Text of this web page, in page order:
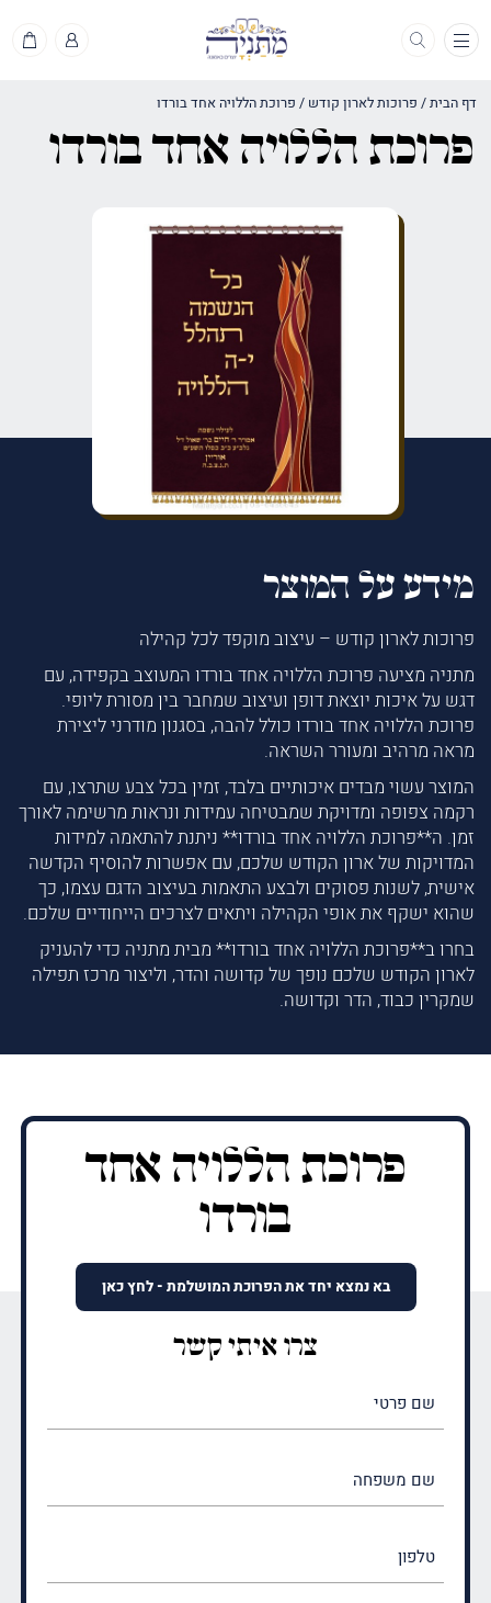
תפריט
דף הבית/ פרוכות לארון קודש / פרוכת הללויה אחד בורדו
פרוכת הללויה אחד בורדו
מידע על המוצר
פרוכות לארון קודש – עיצוב מוקפד לכל קהילה
מתניה מציעה פרוכת הללויה אחד בורדו המעוצב בקפידה, עם
דגש על איכות יוצאת דופן ועיצוב שמחבר בין מסורת ליופי.
פרוכת הללויה אחד בורדו כולל להבה, בסגנון מודרני ליצירת
מראה מרהיב ומעורר השראה.
המוצר עשוי מבדים איכותיים בלבד, זמין בכל צבע שתרצו, עם
רקמה צפופה ומדויקת שמבטיחה עמידות ונראות מרשימה לאורך
זמן. ה**פרוכת הללויה אחד בורדו** ניתנת להתאמה למידות
המדויקות של ארון הקודש שלכם, עם אפשרות להוסיף הקדשה
אישית, לשנות פסוקים ולבצע התאמות בעיצוב הדגם עצמו, כך
שהוא ישקף את אופי הקהילה ויתאים לצרכים הייחודיים שלכם.
בחרו ב**פרוכת הללויה אחד בורדו** מבית מתניה כדי להעניק
לארון הקודש שלכם נופך של קדושה והדר, וליצור מרכז תפילה
שמקרין כבוד, הדר וקדושה.
פרוכת הללויה אחד
בורדו
בא נמצא יחד את הפרוכת המושלמת - לחץ כאן
צרו איתי קשר
(חובה)
(חובה)